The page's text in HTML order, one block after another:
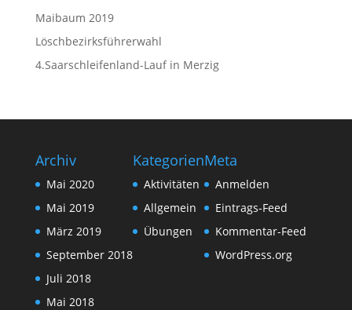
Maibaum 2019
Löschbezirksführerwahl
4.Saarschleifenland-Lauf in Merzig
Archiv
Mai 2020
Mai 2019
März 2019
September 2018
Juli 2018
Mai 2018
Kategorien
Aktivitäten
Allgemein
Übungen
Meta
Anmelden
Eintrags-Feed
Kommentar-Feed
WordPress.org